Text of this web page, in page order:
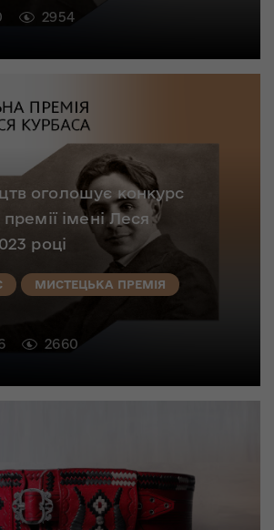
2954
оголошує конкурс
імені Леся
році
МИСТЕЦЬКА ПРЕМІЯ
2660